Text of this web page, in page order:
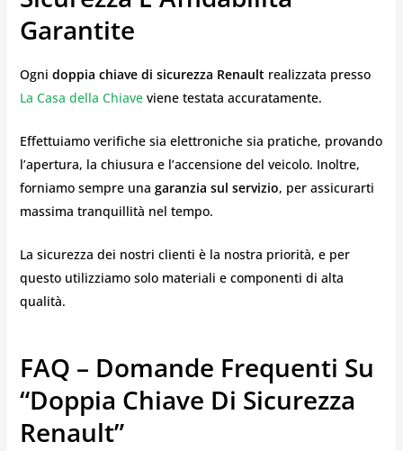
Garantite
Ogni doppia chiave di sicurezza Renaultrealizzata presso
La Casa della Chiaveviene testata accuratamente.
Effettuiamo verifiche sia elettroniche sia pratiche, provando
l’apertura, la chiusura e l’accensione del veicolo. Inoltre,
forniamo sempre una garanzia sul servizio, per assicurarti
massima tranquillità nel tempo.
La sicurezza dei nostri clienti è la nostra priorità, e per
questo utilizziamo solo materiali e componenti di alta
qualità.
FAQ – Domande Frequenti Su
“doppia Chiave Di Sicurezza
Renault”